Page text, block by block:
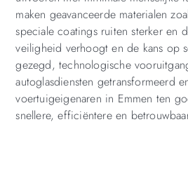
maken geavanceerde materialen
speciale coatings ruiten sterker en
veiligheid verhoogt en de kans op
gezegd, technologische
autoglasdiensten getransformeerd
voertuigeigenaren in Emmen ten
snellere, efficiëntere en